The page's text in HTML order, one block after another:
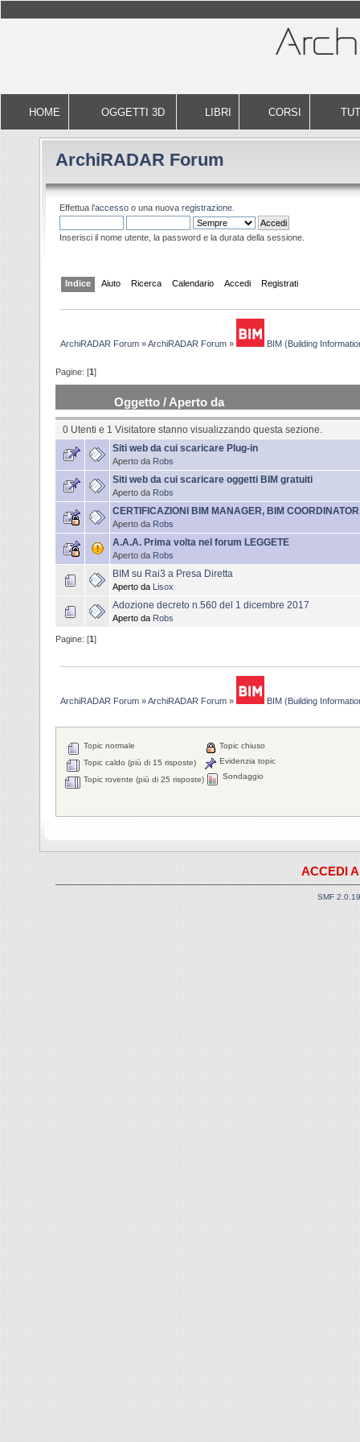
HOME OGGETTI 3D LIBRI CORSI
ArchiRADAR Forum
Effettua l'accesso o una nuova registrazione.
Inserisci il nome utente, la password e la durata della sessione.
Indice Aiuto Ricerca Calendario Accedi Registrati
ArchiRADAR Forum »ArchiRADAR Forum » BIM (Building
Pagine: [1]
Oggetto / Aperto da
0 Utenti e 1 Visitatore stanno visualizzando questa sezione.
Siti web da cui scaricare Plug-in
Aperto da Robs
Siti web da cui scaricare oggetti BIM gratuiti
Aperto da Robs
CERTIFICAZIONI BIM MANAGER, BIM
Aperto da Robs
A.A.A. Prima volta nel forum LEGGETE
Aperto da Robs
BIM su Rai3 a Presa Diretta
Aperto da Lisox
Adozione decreto n.560 del 1 dicembre 2017
Aperto da Robs
Pagine: [1 ]
ArchiRADAR Forum »ArchiRADAR Forum » BIM (Building
Topic normale
Topic caldo (più di 15 risposte)
Topic rovente (più di 25 risposte)
Topic chiuso
Evidenzia topic
Sondaggio
ACCEDI
SMF 2.0.19